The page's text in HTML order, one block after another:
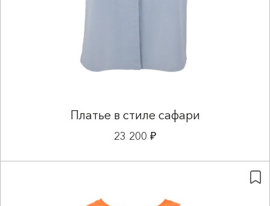
Платье в стиле сафари
23 200 ₽